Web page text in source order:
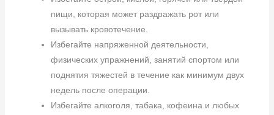
пищи, которая может раздражать рот или
вызывать кровотечение.
Избегайте напряженной деятельности,
физических упражнений, занятий спортом или
поднятия тяжестей в течение как минимум двух
недель после операции.
Избегайте алкоголя, табака, кофеина и любых